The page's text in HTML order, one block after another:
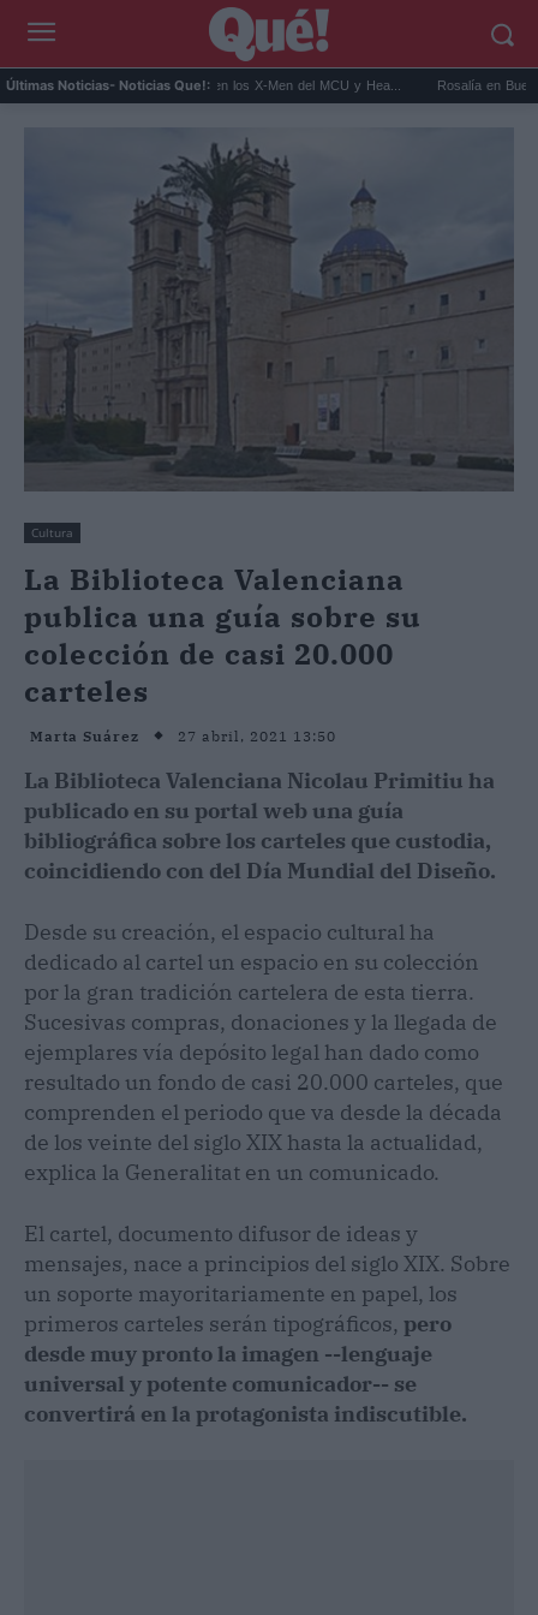
Últimas Noticias- Noticias Que!:
Kit Connor será Cíclope en los X-Men del MCU y Hea... Rosalía en Buenos
Cultura
La Biblioteca Valenciana
publica una guía sobre su
colección de casi 20.000
carteles
Marta Suárez 27 abril, 2021 13:50
La Biblioteca Valenciana Nicolau Primitiu ha
publicado en su portal web una guía
bibliográfica sobre los carteles que custodia,
coincidiendo con del Día Mundial del Diseño.
Desde su creación, el espacio cultural ha
dedicado al cartel un espacio en su colección
por la gran tradición cartelera de esta tierra.
Sucesivas compras, donaciones y la llegada de
ejemplares vía depósito legal han dado como
resultado un fondo de casi 20.000 carteles, que
comprenden el periodo que va desde la década
de los veinte del siglo XIX hasta la actualidad,
explica la Generalitat en un comunicado.
El cartel, documento difusor de ideas y
mensajes, nace a principios del siglo XIX. Sobre
un soporte mayoritariamente en papel, los
primeros carteles serán tipográficos, pero
desde muy pronto la imagen --lenguaje
universal y potente comunicador-- se
convertirá en la protagonista indiscutible.